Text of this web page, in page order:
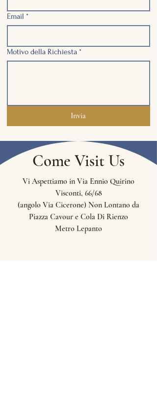
Email *
Motivo della Richiesta *
Invia
Come Visit Us
Vi Aspettiamo in Via Ennio Quirino
Visconti, 66/68
(angolo Via Cicerone) Non Lontano da
Piazza Cavour e Cola Di Rienzo
Metro Lepanto